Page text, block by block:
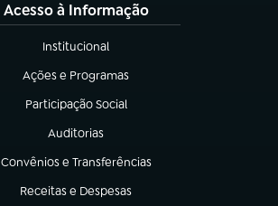
Acesso à Informação
Institucional
(abre em nova aba)
Ações e Programas
(abre em nova aba)
Participação Social
(abre em nova aba)
Auditorias
(abre em nova aba)
Convênios e Transferências
(abre em nova aba)
Receitas e Despesas
(abre em nova aba)